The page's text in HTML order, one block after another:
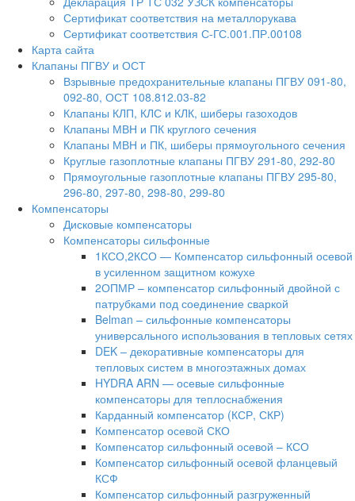
Сертификат соответствия на металлорукава
Сертификат соответствия С-ГС.001.ПР.00108
Карта сайта
Клапаны ПГВУ и ОСТ
Взрывные предохранительные клапаны ПГВУ 091-80,
092-80, ОСТ 108.812.03-82
Клапаны КЛП, КЛС и КЛК, шиберы газоходов
Клапаны МВН и ПК круглого сечения
Клапаны МВН и ПК, шиберы прямоугольного сечения
Круглые газоплотные клапаны ПГВУ 291-80, 292-80
Прямоугольные газоплотные клапаны ПГВУ 295-80,
296-80, 297-80, 298-80, 299-80
Компенсаторы
Дисковые компенсаторы
Компенсаторы сильфонные
1КСО,2КСО — Компенсатор сильфонный осевой
в усиленном защитном кожухе
2ОПМР – компенсатор сильфонный двойной с
патрубками под соединение сваркой
Belman – сильфонные компенсаторы
универсального использования в тепловых сетях
DEK – декоративные компенсаторы для
тепловых систем в многоэтажных домах
HYDRA ARN — осевые сильфонные
компенсаторы для теплоснабжения
Карданный компенсатор (КСР, СКР)
Компенсатор осевой СКО
Компенсатор сильфонный осевой – КСО
Компенсатор сильфонный осевой фланцевый
КСФ
Компенсатор сильфонный разгруженный